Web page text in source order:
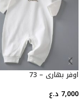
اوفر بهاري – 73
7,000 د.ع